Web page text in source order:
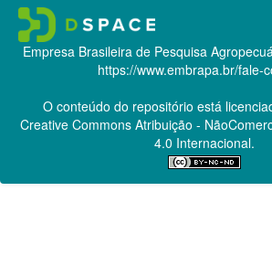
Empresa Brasileira de Pesquisa
https://www.embrapa.br/fale-
O conteúdo do repositório está
Creative CommonsAtribuição -
4.0 Internacional.